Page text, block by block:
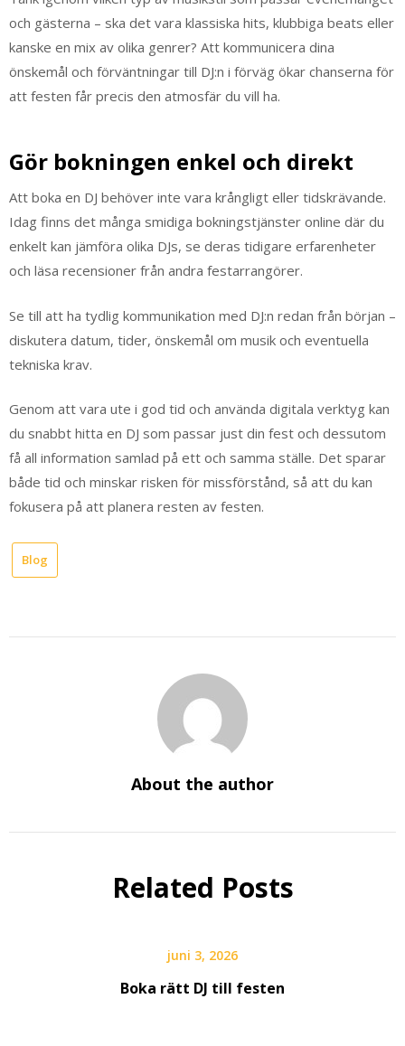
och gästerna – ska det vara klassiska hits, klubbiga beats eller
kanske en mix av olika genrer? Att kommunicera dina
önskemål och förväntningar till DJ:n i förväg ökar chanserna för
att festen får precis den atmosfär du vill ha.
Gör bokningen enkel och direkt
Att boka en DJ behöver inte vara krångligt eller tidskrävande.
Idag finns det många smidiga bokningstjänster online där du
enkelt kan jämföra olika DJs, se deras tidigare erfarenheter
och läsa recensioner från andra festarrangörer.
Se till att ha tydlig kommunikation med DJ:n redan från början –
diskutera datum, tider, önskemål om musik och eventuella
tekniska krav.
Genom att vara ute i god tid och använda digitala verktyg kan
du snabbt hitta en DJ som passar just din fest och dessutom
få all information samlad på ett och samma ställe. Det sparar
både tid och minskar risken för missförstånd, så att du kan
fokusera på att planera resten av festen.
Blog
About the author
Related Posts
juni 3, 2026
Boka rätt DJ till festen